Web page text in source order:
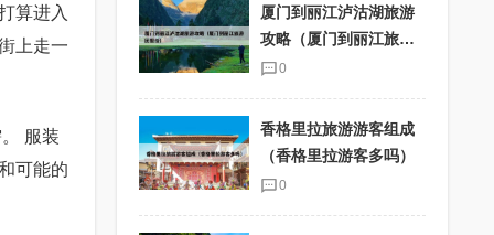
算进入
上走一
服装
可能的
厦门到丽江泸沽湖旅游
攻略（厦门到丽江旅游
团报价）
0
香格里拉旅游游客组成
（香格里拉游客多吗）
0